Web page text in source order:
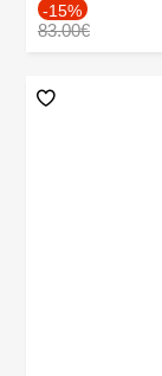
-15%
83.00€